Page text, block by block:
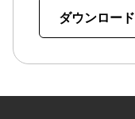
ダウンロード